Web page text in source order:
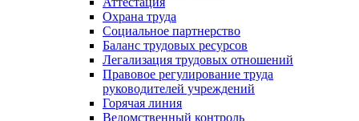
Охрана труда
Социальное партнерство
Баланс трудовых ресурсов
Легализация трудовых отношений
Правовое регулирование труда
руководителей учреждений
Горячая линия
Ведомственный контроль